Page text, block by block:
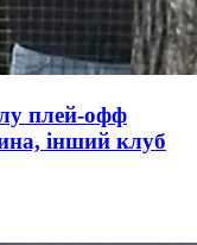
плей-офф
інший клуб